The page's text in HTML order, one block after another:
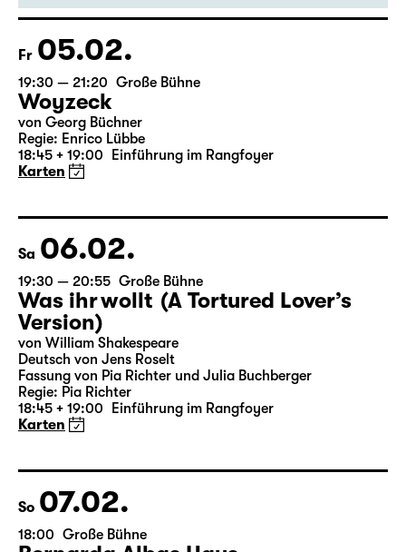
Ausverkauft
evtl. Restkarten
an der Abendkasse
Fr 05.02.
19:30 — 21:20 Große Bühne
Woyzeck
18:45 + 19:00 Einführung im Rangfoyer
Karten
Sa 06.02.
19:30 — 20:55 Große Bühne
Was ihr wollt (A Tortured Lover’s
Version)
von William Shakespeare
Deutsch von Jens Roselt
18:45 + 19:00 Einführung im Rangfoyer
Karten